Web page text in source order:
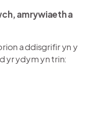
amrywiaeth a
a ddisgrifir yn y
yr ydym yn trin: